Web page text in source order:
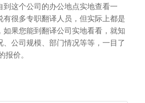
到这个公司的办公地点实地查看一
有很多专职翻译人员，但实际上都是
如果您能到翻译公司实地看看，就知
公司规模、部门情况等等，一目了
价。